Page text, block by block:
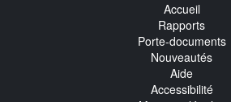
Accueil
Rapports
Porte-documents
Nouveautés
Aide
Accessibilité